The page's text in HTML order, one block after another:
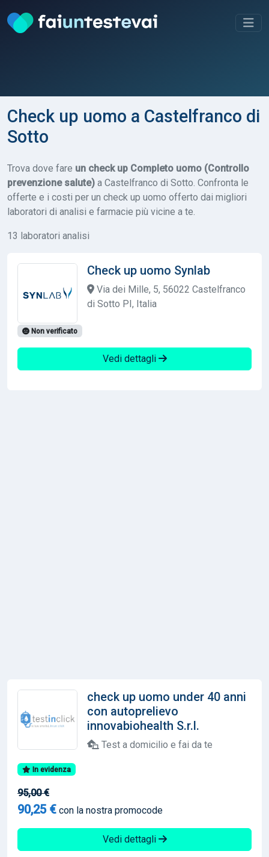
Check up uomo a Castelfranco di
Sotto
Trova dove fare un check up Completo uomo (Controllo
prevenzione salute) a Castelfranco di Sotto. Confronta le
offerte e i costi per un check up uomo offerto dai migliori
laboratori di analisi e farmacie più vicine a te.
13 laboratori analisi
Check up uomo Synlab
Via dei Mille, 5, 56022 Castelfranco
di Sotto PI, Italia
Non verificato
Vedi dettagli
check up uomo under 40 anni
con autoprelievo
innovabiohealth S.r.l.
Test a domicilio e fai da te
In evidenza
95,00 €
90,25 € con la nostra promocode
Vedi dettagli